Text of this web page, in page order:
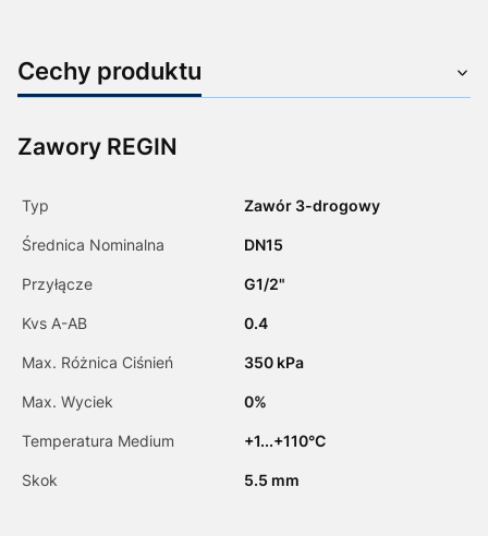
Cechy produktu
Zawory REGIN
Typ Zawór 3-drogowy
Średnica Nominalna DN15
Przyłącze G1/2"
Kvs A-AB 0.4
Max. Różnica Ciśnień 350 kPa
Max. Wyciek 0%
Temperatura Medium +1...+110°C
Skok 5.5 mm